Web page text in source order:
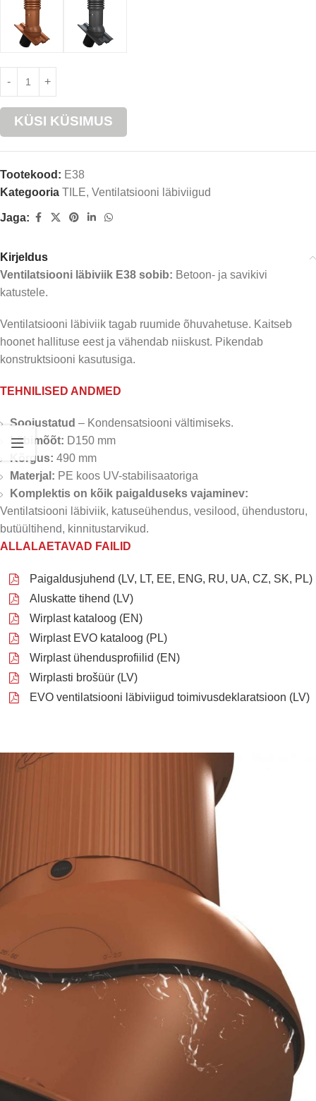
KÜSI KÜSIMUS
Tootekood: E38
Kategooria TILE, Ventilatsiooni läbiviigud
Jaga:
Kirjeldus
Ventilatsiooni läbiviik E38 sobib: Betoon- ja savikivi
katustele.
Ventilatsiooni läbiviik tagab ruumide õhuvahetuse. Kaitseb
hoonet hallituse eest ja vähendab niiskust. Pikendab
konstruktsiooni kasutusiga.
TEHNILISED ANDMED
Soojustatud – Kondensatsiooni vältimiseks.
Läbimõõt: D150 mm
Kõrgus: 490 mm
Materjal: PE koos UV-stabilisaatoriga
Komplektis on kõik paigalduseks vajaminev:
Ventilatsiooni läbiviik, katuseühendus, vesilood, ühendustoru,
butüültihend, kinnitustarvikud.
ALLALAETAVAD FAILID
Paigaldusjuhend (LV, LT, EE, ENG, RU, UA, CZ, SK, PL)
Aluskatte tihend (LV)
Wirplast kataloog (EN)
Wirplast EVO kataloog (PL)
Wirplast ühendusprofiilid (EN)
Wirplasti brošüür (LV)
EVO ventilatsiooni läbiviigud toimivusdeklaratsioon (LV)